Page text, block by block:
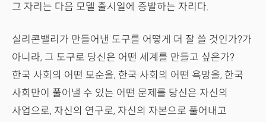
그 자리는 다음 모델 출시일에 증발하는 자리다.
실리콘밸리가 만들어낸 도구를 어떻게 더 잘 쓸 것인가?가
아니라, 그 도구로 당신은 어떤 세계를 만들고 싶은가?
한국 사회의 어떤 모순을, 한국 사회의 어떤 욕망을, 한국
사회만이 풀어낼 수 있는 어떤 문제를 당신은 자신의
사업으로, 자신의 연구로, 자신의 자본으로 풀어내고